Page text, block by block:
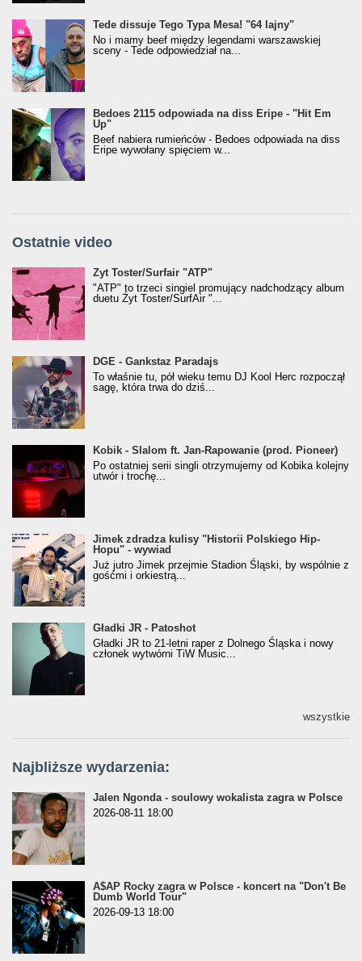
Tede dissuje Tego Typa Mesa! "64 lajny"
No i mamy beef między legendami warszawskiej
sceny - Tede odpowiedział na...
Bedoes 2115 odpowiada na diss Eripe - "Hit Em
Up"
Beef nabiera rumieńców - Bedoes odpowiada na diss
Eripe wywołany spięciem w...
Ostatnie video
Żyt Toster/SurfAir - ATP VIDEO
Żyt Toster/Surfair "ATP"
"ATP" to trzeci singiel promujący nadchodzący album
duetu Żyt Toster/SurfAir "...
donGURALesko z nagrodą za
Klasyczny/Trueschoolowy Album Roku
(Popkillery 2023)
DGE - Gankstaz Paradajs
To właśnie tu, pół wieku temu DJ Kool Herc rozpoczął
sagę, która trwa do dziś...
Kobik - Slalom ft. Jan-Rapowanie (prod. Pioneer)
[Official Music Visualiser]
Kobik - Slalom ft. Jan-Rapowanie (prod. Pioneer)
Po ostatniej serii singli otrzymujemy od Kobika kolejny
utwór i trochę...
Jimek zdradza kulisy "Historii Polskiego Hip-
Hopu" - wywiad
Jimek zdradza kulisy "Historii Polskiego Hip-
Hopu" - wywiad
Już jutro Jimek przejmie Stadion Śląski, by wspólnie z
gośćmi i orkiestrą...
Gładki JR - Patoshot
Gładki JR - Patoshot
Gładki JR to 21-letni raper z Dolnego Śląska i nowy
członek wytwórni TiW Music...
wszystkie
Najbliższe wydarzenia:
Jalen Ngonda - soulowy wokalista zagra w Polsce
2026-08-11 18:00
A$AP Rocky zagra w Polsce - koncert na "Don't Be
Dumb World Tour"
2026-09-13 18:00